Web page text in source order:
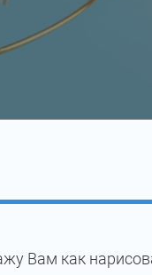
Вам как